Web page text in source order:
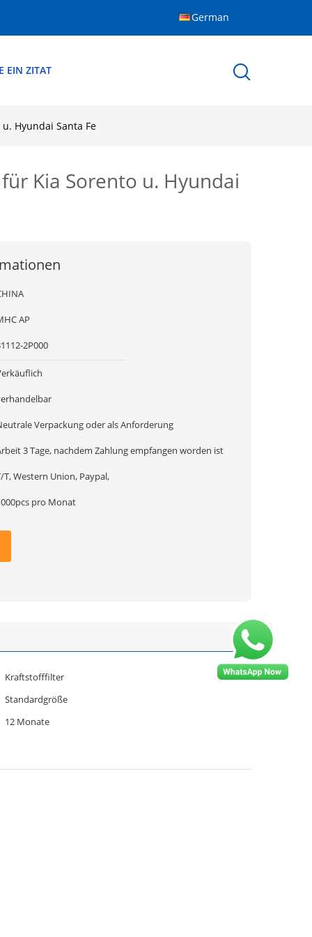
German
EIN ZITAT
Hyundai Santa Fe
Kia Sorento u. Hyundai
AP
2P000
Verpackung oder als Anforderung
3 Tage, nachdem Zahlung empfangen worden ist
T, Western Union, Paypal,
pro Monat
Kraftstofffilter
Standardgröße
12 Monate